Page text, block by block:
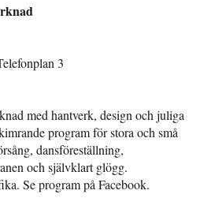
3
med hantverk, design och juliga
program för stora och små
dansföreställning,
och självklart glögg.
Se program på Facebook.